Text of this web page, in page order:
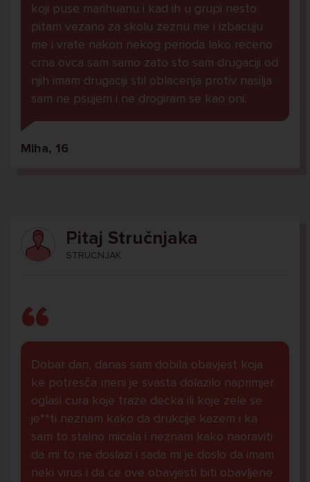
koji puse marihuanu i kad ih u grupi nesto
pitam vezano za skolu zeznu me i izbacuju
me i vrate nakon nekog perioda lako receno
crna ovca sam samo zato sto sam drugaciji od
njih imam drugaciji stil oblacenja protiv nasilja
sam ne psujem i ne drogiram se kao oni.
Miha, 16
Pitaj Stručnjaka
STRUCNJAK
Dobar dan, danas sam dobila obavjest koja
ke potresča meni je svasta dolazilo naprimjer
oglasi cura koje traze decka ili koje zele se
je**ti neznam kako da drukcije kazem i ka
sam to stalno micala i neznam kako naoraviti
da mi to ne doslazi i sada mi je doslo da imam
neki virus i da ce ove obavjesti biti obavljene